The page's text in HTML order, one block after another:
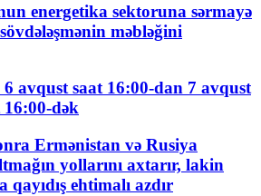
energetika sektoruna sərmayə
məbləğini
avqust saat 16:00-dan 7 avqust
16:00-dək
Ermənistan və Rusiya
yollarını axtarır, lakin
ehtimalı azdır